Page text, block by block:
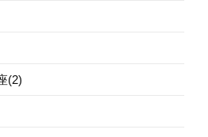
(2)